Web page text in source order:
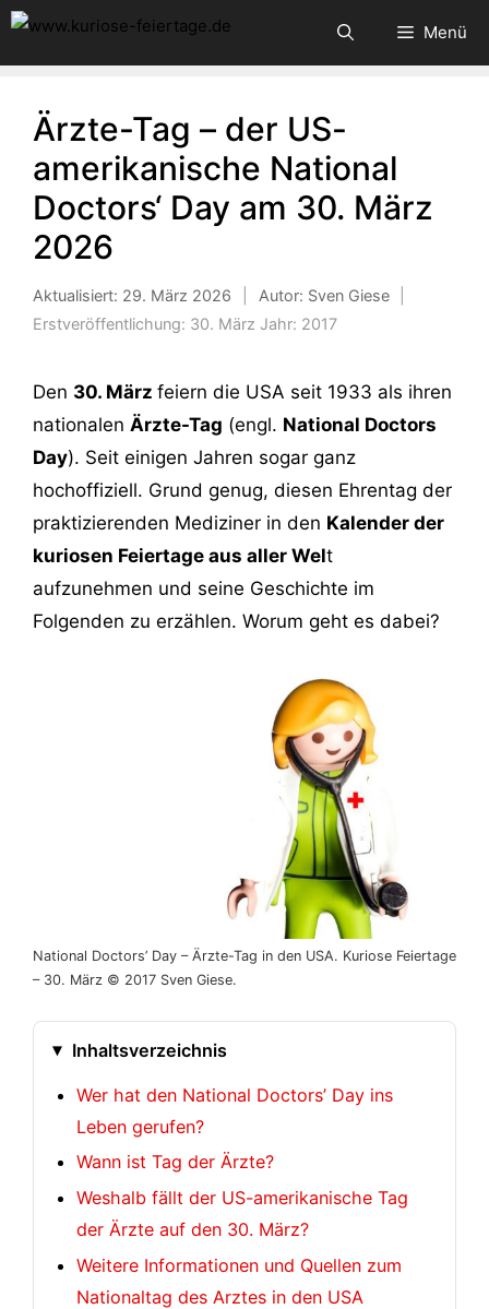
Zum
Menü
Ärzte-Tag – der US-
amerikanische National
Doctors‘ Day am 30. März
2026
Aktualisiert: 29. März 2026 Autor: Sven Giese
Erstveröffentlichung: 30. März Jahr: 2017
Den 30. März feiern die USA seit 1933 als ihren
nationalen Ärzte-Tag (engl. National Doctors
Day). Seit einigen Jahren sogar ganz
hochoffiziell. Grund genug, diesen Ehrentag der
praktizierenden Mediziner in den Kalender der
kuriosen Feiertage aus aller Welt
aufzunehmen und seine Geschichte im
Folgenden zu erzählen. Worum geht es dabei?
National Doctors’ Day – Ärzte-Tag in den USA. Kuriose Feiertage
– 30. März © 2017 Sven Giese.
Inhaltsverzeichnis
Wer hat den National Doctors’ Day ins
Leben gerufen?
Wann ist Tag der Ärzte?
Weshalb fällt der US-amerikanische Tag
der Ärzte auf den 30. März?
Weitere Informationen und Quellen zum
Nationaltag des Arztes in den USA